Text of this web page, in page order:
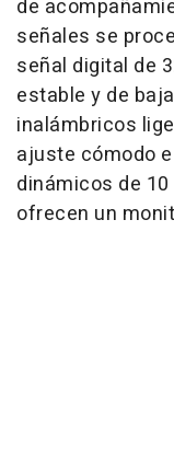
de
señales se
señal digital de
estable y de
inalámbricos
ajuste cómodo
dinámicos de
ofrecen un